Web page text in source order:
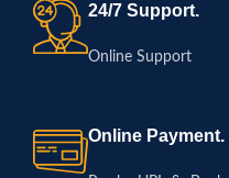
24/7 Support.
Online Support
Online Payment.